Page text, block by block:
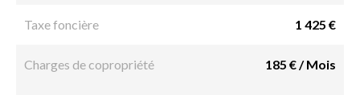
Taxe foncière 1 425 €
Charges de copropriété 185 € / Mois